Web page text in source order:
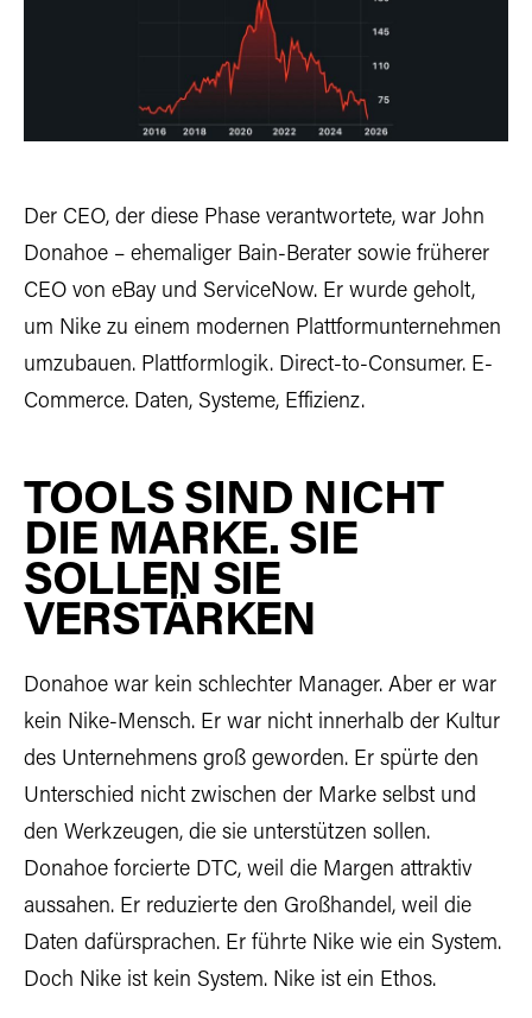
Der CEO, der diese Phase verantwortete, war John
Donahoe – ehemaliger Bain-Berater sowie früherer
CEO von eBay und ServiceNow. Er wurde geholt,
um Nike zu einem modernen Plattformunternehmen
umzubauen. Plattformlogik. Direct-to-Consumer. E-
Commerce. Daten, Systeme, Effizienz.
TOOLS SIND NICHT
DIE MARKE. SIE
SOLLEN SIE
VERSTÄRKEN
Donahoe war kein schlechter Manager. Aber er war
kein Nike-Mensch. Er war nicht innerhalb der Kultur
des Unternehmens groß geworden. Er spürte den
Unterschied nicht zwischen der Marke selbst und
den Werkzeugen, die sie unterstützen sollen.
Donahoe forcierte DTC, weil die Margen attraktiv
aussahen. Er reduzierte den Großhandel, weil die
Daten dafürsprachen. Er führte Nike wie ein System.
Doch Nike ist kein System. Nike ist ein Ethos.